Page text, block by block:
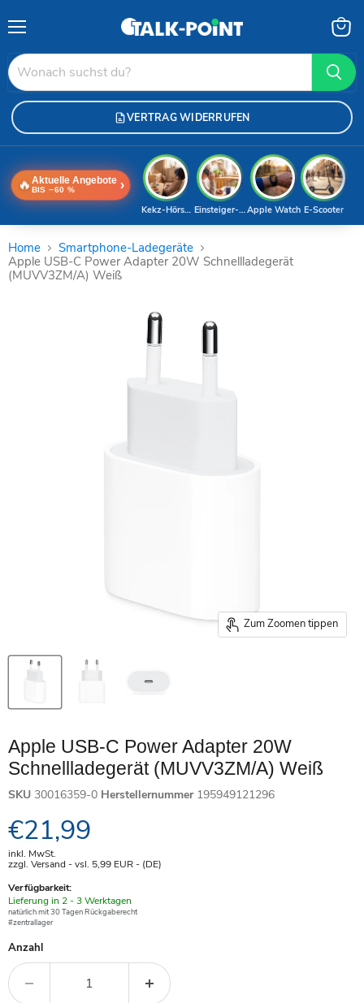
VERTRAG WIDERRUFEN
🔥 Aktuelle Angebote
BIS −60 % ›
E-Scooter
Apple Watch
Einsteiger-Handy
Kekz-Hörspiele
Home
Smartphone-Ladegeräte
Apple USB-C Power Adapter 20W Schnellladegerät
(MUVV3ZM/A) Weiß
Zum Zoomen tippen
Apple USB-C Power Adapter 20W
Schnellladegerät (MUVV3ZM/A) Weiß
SKU 30016359-0 Herstellernummer 195949121296
Aktueller Preis
€21,99
inkl. MwSt.
zzgl. Versand - vsl. 5,99 EUR- (DE)
Verfügbarkeit:
Verfügbar
-
Lieferung in 2 - 3 Werktagen
natürlich mit 30 Tagen Rückgaberecht
#zentrallager
Anzahl